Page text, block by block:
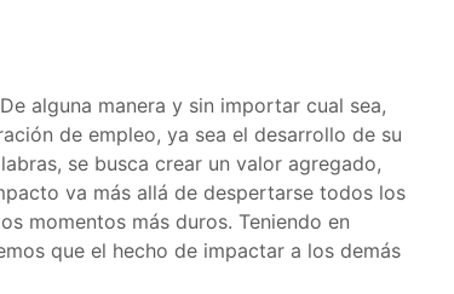
De alguna manera y sin importar cual sea,
de empleo, ya sea el desarrollo de su
se busca crear un valor agregado,
va más allá de despertarse todos los
momentos más duros. Teniendo en
que el hecho de impactar a los demás